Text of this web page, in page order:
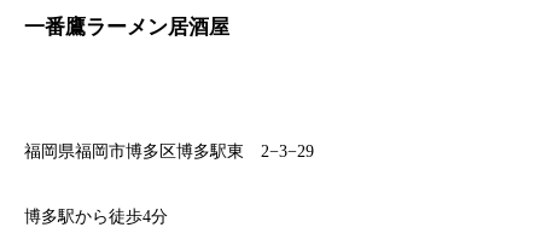
一番鷹ラーメン居酒屋
福岡県福岡市博多区博多駅東 2−3−29
博多駅から徒歩4分